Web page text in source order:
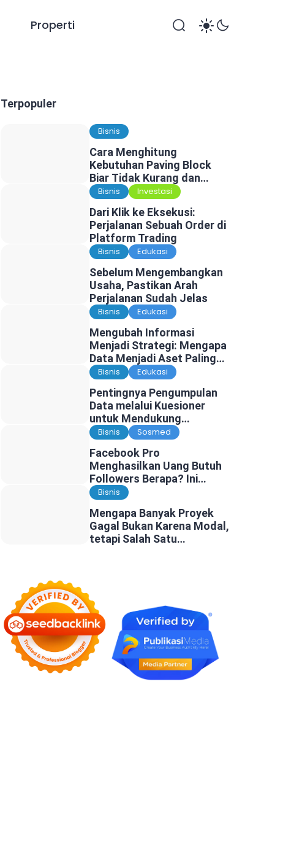
Properti
Terpopuler
Bisnis
Cara Menghitung
Kebutuhan Paving Block
Biar Tidak Kurang dan
Tidak Kelebihan
Bisnis Investasi
Dari Klik ke Eksekusi:
Perjalanan Sebuah Order di
Platform Trading
Bisnis Edukasi
Sebelum Mengembangkan
Usaha, Pastikan Arah
Perjalanan Sudah Jelas
Bisnis Edukasi
Mengubah Informasi
Menjadi Strategi: Mengapa
Data Menjadi Aset Paling
Berharga di Era Digital
Bisnis Edukasi
Pentingnya Pengumpulan
Data melalui Kuesioner
untuk Mendukung
Penelitian dan Pengambilan
Bisnis Sosmed
Facebook Pro
Menghasilkan Uang Butuh
Followers Berapa? Ini
Faktanya
Bisnis
Mengapa Banyak Proyek
Gagal Bukan Karena Modal,
tetapi Salah Satu